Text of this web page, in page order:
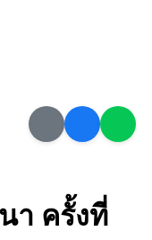
า ครั้งที่